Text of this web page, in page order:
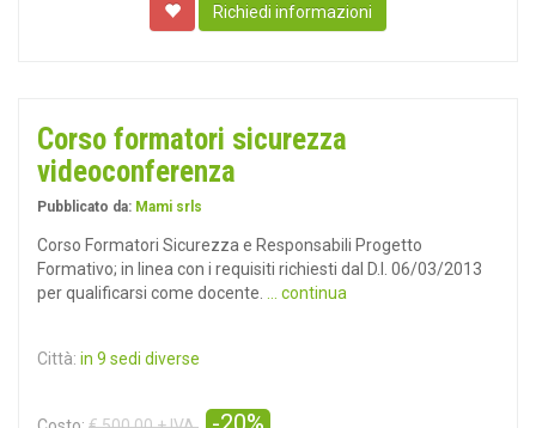
Richiedi informazioni
Corso formatori sicurezza
videoconferenza
Pubblicato da: Mami srls
Corso Formatori Sicurezza e Responsabili Progetto
Formativo; in linea con i requisiti richiesti dal D.I. 06/03/2013
per qualificarsi come docente.
... continua
Città: in 9 sedi diverse